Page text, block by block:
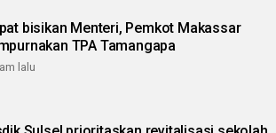
bisikan Menteri, Pemkot Makassar
TPA Tamangapa
lalu